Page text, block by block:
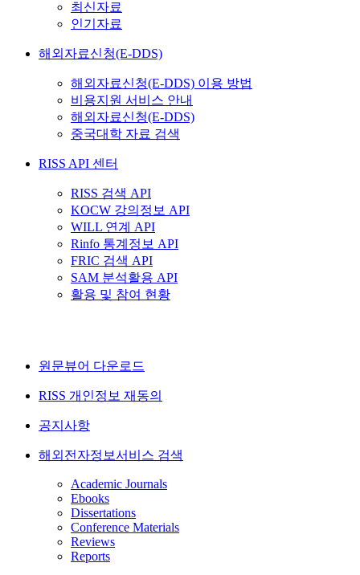
최신자료
인기자료
해외자료신청(E-DDS)
해외자료신청(E-DDS) 이용 방법
비용지원 서비스 안내
해외자료신청(E-DDS)
중국대학 자료 검색
RISS API 센터
RISS 검색 API
KOCW 강의정보 API
WILL 연계 API
Rinfo 통계정보 API
FRIC 검색 API
SAM 분석활용 API
활용 및 참여 현황
원문뷰어 다운로드
RISS 개인정보 재동의
공지사항
해외전자정보서비스 검색
Academic Journals
Ebooks
Dissertations
Conference Materials
Reviews
Reports